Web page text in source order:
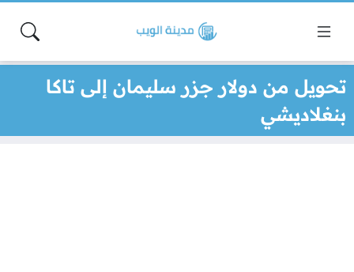
تحويل من دولار جزر سليمان إلى تاكا
بنغلاديشي